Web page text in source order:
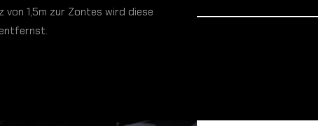
von 1,5m zur Zontes wird diese